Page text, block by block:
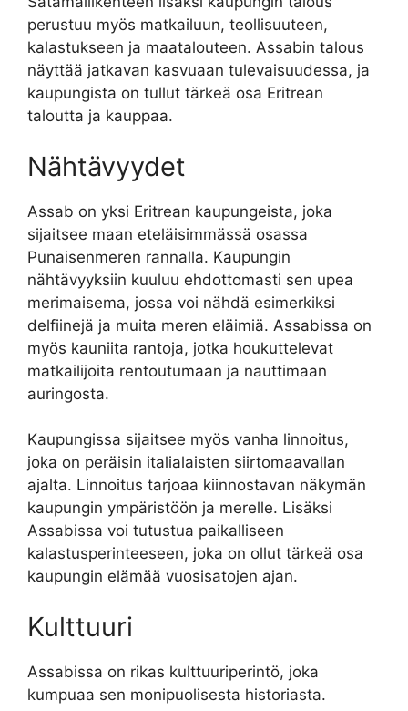
perustuu myös matkailuun, teollisuuteen,
kalastukseen ja maatalouteen. Assabin talous
näyttää jatkavan kasvuaan tulevaisuudessa, ja
kaupungista on tullut tärkeä osa Eritrean
taloutta ja kauppaa.
Nähtävyydet
Assab on yksi Eritrean kaupungeista, joka
sijaitsee maan eteläisimmässä osassa
Punaisenmeren rannalla. Kaupungin
nähtävyyksiin kuuluu ehdottomasti sen upea
merimaisema, jossa voi nähdä esimerkiksi
delfiinejä ja muita meren eläimiä. Assabissa on
myös kauniita rantoja, jotka houkuttelevat
matkailijoita rentoutumaan ja nauttimaan
auringosta.
Kaupungissa sijaitsee myös vanha linnoitus,
joka on peräisin italialaisten siirtomaavallan
ajalta. Linnoitus tarjoaa kiinnostavan näkymän
kaupungin ympäristöön ja merelle. Lisäksi
Assabissa voi tutustua paikalliseen
kalastusperinteeseen, joka on ollut tärkeä osa
kaupungin elämää vuosisatojen ajan.
Kulttuuri
Assabissa on rikas kulttuuriperintö, joka
kumpuaa sen monipuolisesta historiasta.